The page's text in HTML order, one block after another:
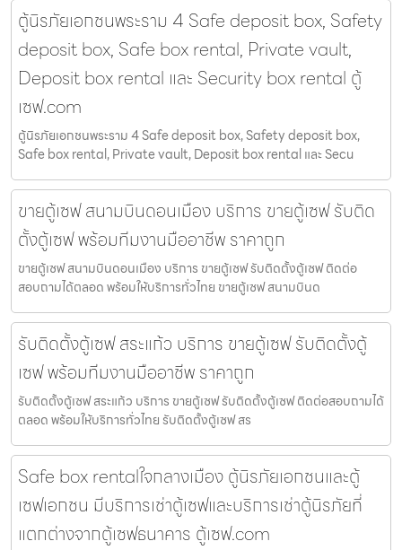
ตู้นิรภัยเอกชนพระราม 4 Safe deposit box, Safety
deposit box, Safe box rental, Private vault,
Deposit box rental และ Security box rental ตู้
เซฟ.com
ตู้นิรภัยเอกชนพระราม 4 Safe deposit box, Safety deposit box,
Safe box rental, Private vault, Deposit box rental และ Secu
ขายตู้เซฟ สนามบินดอนเมือง บริการ ขายตู้เซฟ รับติด
ตั้งตู้เซฟ พร้อมทีมงานมืออาชีพ ราคาถูก
ขายตู้เซฟ สนามบินดอนเมือง บริการ ขายตู้เซฟ รับติดตั้งตู้เซฟ ติดต่อ
สอบถามได้ตลอด พร้อมให้บริการทั่วไทย ขายตู้เซฟ สนามบินด
รับติดตั้งตู้เซฟ สระแก้ว บริการ ขายตู้เซฟ รับติดตั้งตู้
เซฟ พร้อมทีมงานมืออาชีพ ราคาถูก
รับติดตั้งตู้เซฟ สระแก้ว บริการ ขายตู้เซฟ รับติดตั้งตู้เซฟ ติดต่อสอบถามได้
ตลอด พร้อมให้บริการทั่วไทย รับติดตั้งตู้เซฟ สร
Safe box rentalใจกลางเมือง ตู้นิรภัยเอกชนและตู้
เซฟเอกชน มีบริการเช่าตู้เซฟและบริการเช่าตู้นิรภัยที่
แตกต่างจากตู้เซฟธนาคาร ตู้เซฟ.com